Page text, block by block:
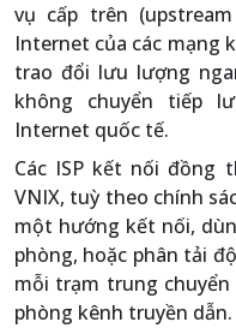
vụ cấp trên
Internet của các mạng
trao đổi lưu lượng
không chuyển tiếp
Internet quốc tế.
Các ISP kết nối đồng
VNIX, tuỳ theo chính
một hướng kết nối,
phòng, hoặc phân tải
mỗi trạm trung
phòng kênh truyền dẫn.